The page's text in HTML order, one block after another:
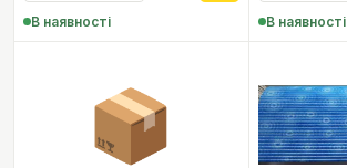
В наявності В наявності
📦